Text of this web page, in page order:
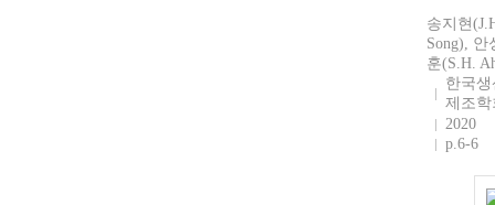
송지현
Song), 안
훈(S.H.
한국생
제조학
2020
p.6-6